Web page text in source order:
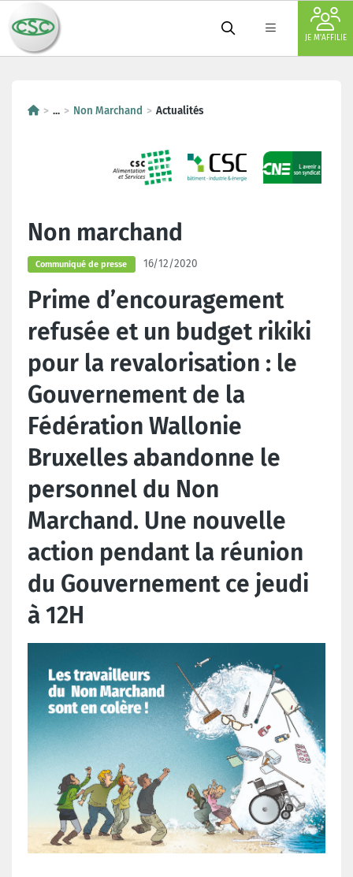
JE M'AFFILIE
... Non Marchand Actualités
Non marchand
Communiqué de presse 16/12/2020
Prime d’encouragement
refusée et un budget rikiki
pour la revalorisation : le
Gouvernement de la
Fédération Wallonie
Bruxelles abandonne le
personnel du Non
Marchand. Une nouvelle
action pendant la réunion
du Gouvernement ce jeudi
à 12H